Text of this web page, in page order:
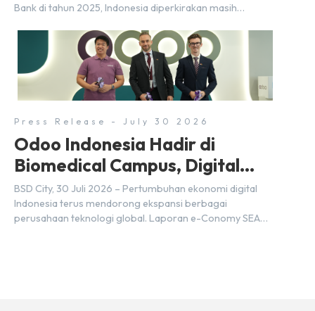
Bank di tahun 2025, Indonesia diperkirakan masih
2030 atau setara dengan 600 ribu tenaga digital baru
setiap tahunnya untuk mendukung percepatan
transformasi digital di berbagai sektor strategis.
Kebutuhan tersebut menjadikan pengembangan sumber
daya […]
Press Release - July 30 2026
Odoo Indonesia Hadir di
Biomedical Campus, Digital
Hub, BSD City
BSD City, 30 Juli 2026 – Pertumbuhan ekonomi digital
Indonesia terus mendorong ekspansi berbagai
perusahaan teknologi global. Laporan e-Conomy SEA